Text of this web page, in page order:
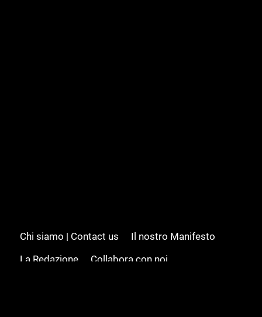
Chi siamo | Contact us
Il nostro Manifesto
La Redazione
Collabora con noi